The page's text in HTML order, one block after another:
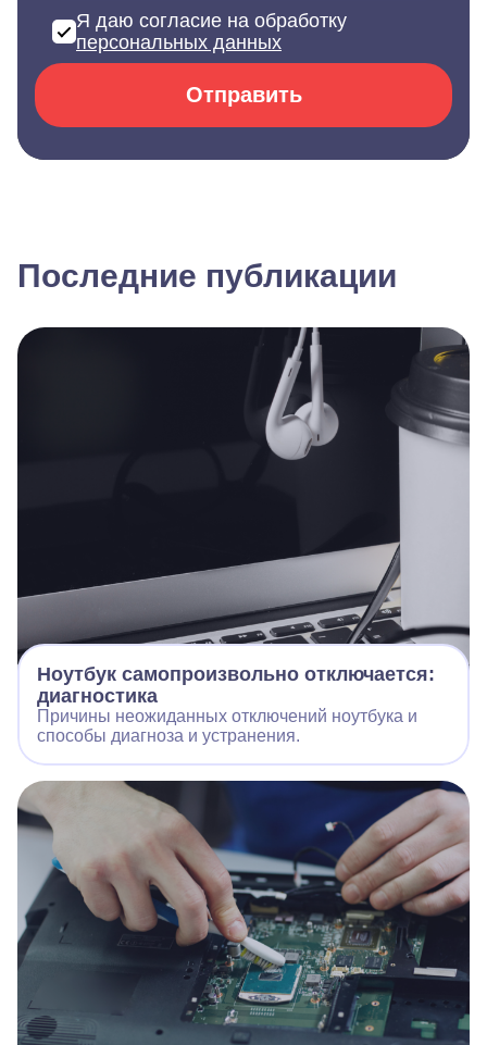
Я даю согласие на обработку
персональных данных
Отправить
Последние публикации
Ноутбук самопроизвольно отключается:
диагностика
Причины неожиданных отключений ноутбука и
способы диагноза и устранения.